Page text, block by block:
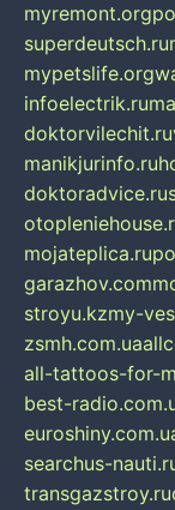
myremont.org
superdeutsch.ru
mypetslife.org
infoelectrik.ru
doktorvilechit.ru
manikjurinfo.ru
doktoradvice.ru
mojateplica.ru
garazhov.com
stroyu.kzmy-
zsmh.com.ua
all-tattoos-for-
best-
searchus-
transgazstroy.ru